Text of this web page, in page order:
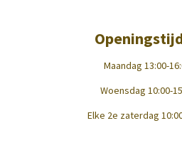
Maandag 13:00-
Woensdag 10:00-
Elke 2e zaterdag